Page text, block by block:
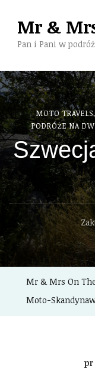
Mr &
Pan i Pani w
MOTO TRAVELS
PODRÓŻE NA
Mr & Mrs On
Moto-